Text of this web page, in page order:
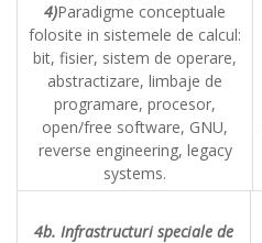
4)Paradigme conceptuale
folosite in sistemele de calcul:
bit, fisier, sistem de operare,
abstractizare, limbaje de
programare, procesor,
open/free software, GNU,
reverse engineering, legacy
systems.
4b. Infrastructuri speciale de